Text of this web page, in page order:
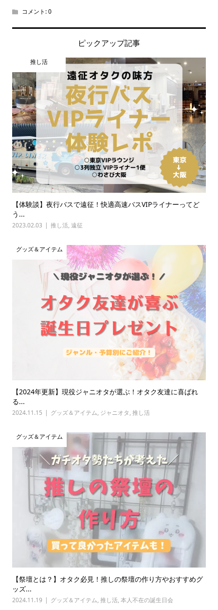
コメント:0
ピックアップ記事
推し活
【体験談】夜行バスで遠征！快適高速バスVIPライナーってど
う...
2023.02.03 推し活, 遠征
グッズ＆アイテム
【2024年更新】現役ジャニオタが選ぶ！オタク友達に喜ばれ
る...
2024.11.15 グッズ＆アイテム, ジャニオタ, 推し活
グッズ＆アイテム
【祭壇とは？】オタク必見！推しの祭壇の作り方やおすすめグ
ッズ...
2024.11.19 グッズ＆アイテム, 推し活, 本人不在の誕生日会